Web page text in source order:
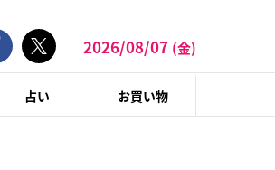
2026/08/07 (金)
占い お買い物